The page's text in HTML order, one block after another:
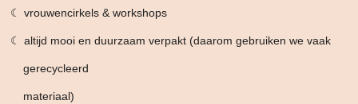
☾ vrouwencirkels & workshops
☾ altijd mooi en duurzaam verpakt (daarom gebruiken we vaak
gerecycleerd
materiaal)